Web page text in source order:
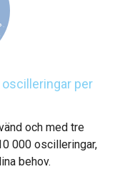
per
och med tre
000 oscilleringar,
behov.